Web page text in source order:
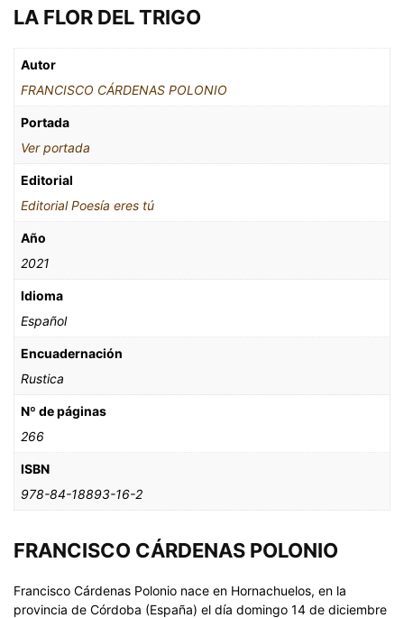
LA FLOR DEL TRIGO
Autor
FRANCISCO CÁRDENAS POLONIO
Portada
Ver portada
Editorial
Editorial Poesía eres tú
Año
2021
Idioma
Español
Encuadernación
Rustica
Nº de páginas
266
ISBN
978-84-18893-16-2
FRANCISCO CÁRDENAS POLONIO
Francisco Cárdenas Polonio nace en Hornachuelos, en la
provincia de Córdoba (España) el día domingo 14 de diciembre